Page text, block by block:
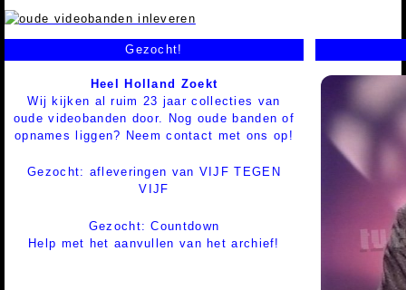
Gezocht!
Heel Holland Zoekt
Wij kijken al ruim 23 jaar collecties van
oude videobanden door. Nog oude banden of
opnames liggen? Neem contact met ons op!
Gezocht: afleveringen van VIJF TEGEN
VIJF
Gezocht: Countdown
Help met het aanvullen van het archief!